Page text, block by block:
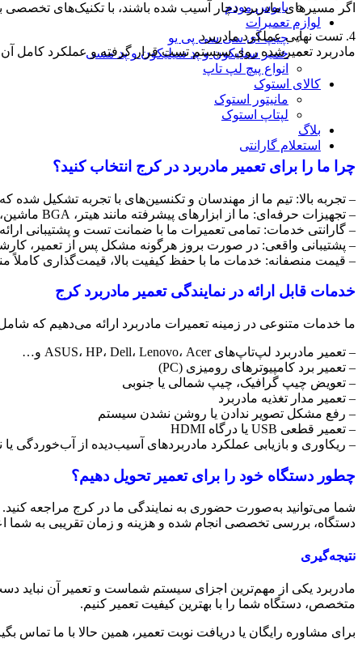
بایوس مودم
لوازم تعمیرات
چیپ آی سی سی پی یو
خمیر سیلیکون و پد سیلیکون و پد مسی
انواع پیچ لپ تاپ
کالای استوک
مانیتور استوک
لپتاپ استوک
بلاگ
استعلام گارانتی
اگر مسیرهای مادربرد دچار آسیب شده باشند، با تکنیک‌های
4. تست نهایی عملکرد مادربرد
مادربرد تعمیرشده روی سیستم تست قرار گرفته و عملکرد کامل
چرا ما را برای تعمیر مادربرد در کرج انتخاب کنید؟
– تجربه بالا: تیم ما از مهندسان و تکنسین‌های با تجربه تشکیل
– تجهیزات حرفه‌ای: ما از ابزارهای پیشرفته مانند هیتر، BGA ماشین، مادربرد تستر، و دستگاه تعویض چیپ استفاده می‌کنیم.
– گارانتی خدمات: تمامی تعمیرات ما با ضمانت تست و پشتیبانی
– پشتیبانی واقعی: در صورت بروز هرگونه مشکل پس از تعمیر،
– قیمت منصفانه: خدمات ما با حفظ کیفیت بالا، قیمت‌گذاری کاملاً
خدمات قابل ارائه در نمایندگی تعمیر مادربرد کرج
ما خدمات متنوعی در زمینه تعمیرات مادربرد ارائه می‌دهیم که
– تعمیر مادربرد لپ‌تاپ‌های ASUS، HP، Dell، Lenovo، Acer و…
– تعمیر برد کامپیوترهای رومیزی (PC)
– تعویض چیپ گرافیک، چیپ شمالی یا جنوبی
– تعمیر مدار تغذیه مادربرد
– رفع مشکل تصویر ندادن یا روشن نشدن سیستم
– تعمیر قطعی USB یا درگاه HDMI
– ریکاوری و بازیابی عملکرد مادربردهای آسیب‌دیده از آب‌خوردگی یا
چطور دستگاه خود را برای تعمیر تحویل دهیم؟
شما می‌توانید به‌صورت حضوری به نمایندگی ما در کرج مراجعه
دستگاه، بررسی تخصصی انجام شده و هزینه و زمان تقریبی به شما
نتیجه‌گیری
مادربرد یکی از مهم‌ترین اجزای سیستم شماست و تعمیر آن نباید
متخصص، دستگاه شما را با بهترین کیفیت تعمیر کنیم.
برای مشاوره رایگان یا دریافت نوبت تعمیر، همین حالا با ما تماس